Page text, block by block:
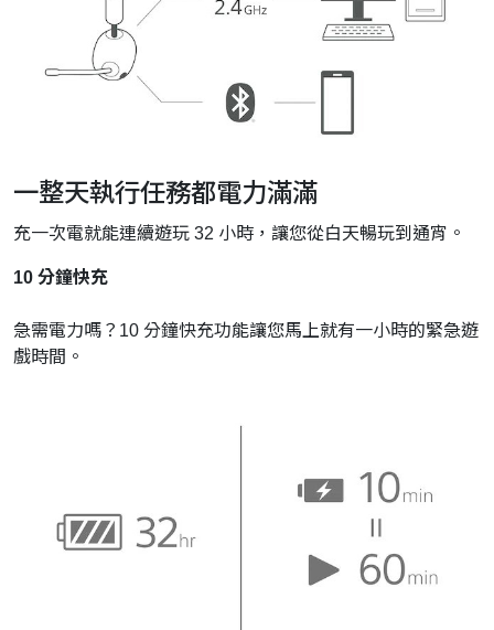
一整天執行任務都電力滿滿
充一次電就能連續遊玩 32 小時，讓您從白天暢玩到通宵。
10 分鐘快充
急需電力嗎？10 分鐘快充功能讓您馬上就有一小時的緊急遊
戲時間。